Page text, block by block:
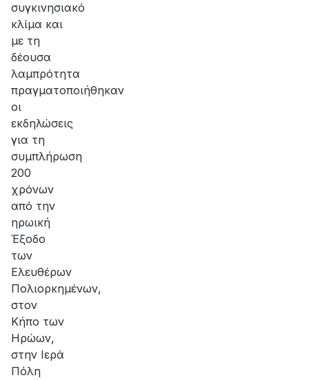
συγκινησιακό
κλίμα και
με τη
δέουσα
λαμπρότητα
πραγματοποιήθηκαν
οι
εκδηλώσεις
για τη
συμπλήρωση
200
χρόνων
από την
ηρωική
Έξοδο
των
Ελευθέρων
Πολιορκημένων,
στον
Κήπο των
Ηρώων,
στην Ιερά
Πόλη